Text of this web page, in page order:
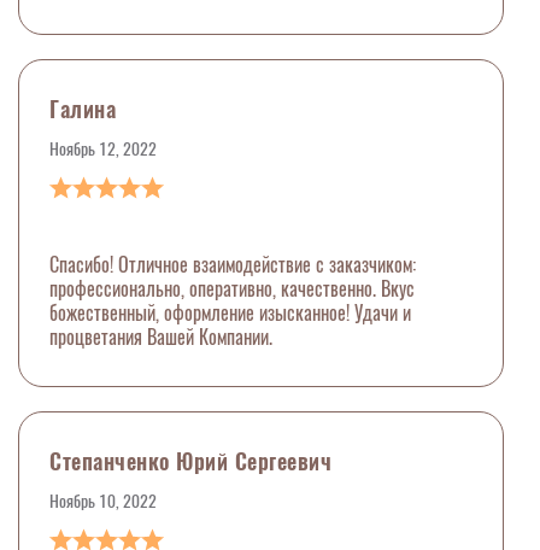
Галина
Ноябрь 12, 2022
Спасибо! Отличное взаимодействие с заказчиком:
профессионально, оперативно, качественно. Вкус
божественный, оформление изысканное! Удачи и
процветания Вашей Компании.
Степанченко Юрий Сергеевич
Ноябрь 10, 2022